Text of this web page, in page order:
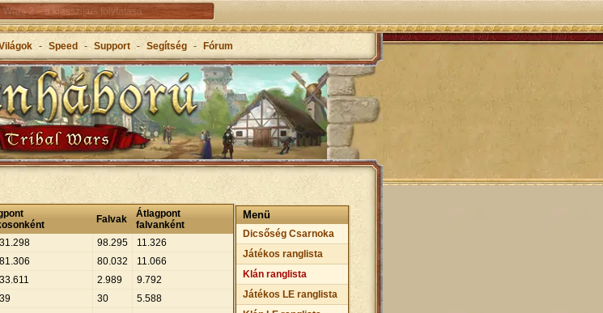
Wars 2 – a klasszikus folytatása
of Empires – Korokon átívelő stratégiai játék
– Építs birodalmat az ókori Görögországban
- Speed - Support - Segítség - Fórum
Menü
Dicsőség Csarnoka
Játékos ranglista
Klán ranglista
Játékos LE ranglista
Falvak
Átlagpont
falvanként
.298 98.295 11.326
.306 80.032 11.066
.611 2.989 9.792
30 5.588